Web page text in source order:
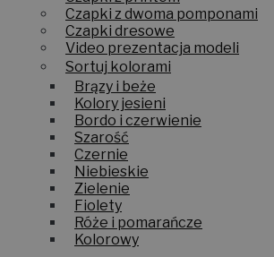
Czapki z dwoma pomponami
Czapki dresowe
Video prezentacja modeli
Sortuj kolorami
Brązy i beże
Kolory jesieni
Bordo i czerwienie
Szarość
Czernie
Niebieskie
Zielenie
Fiolety
Róże i pomarańcze
Kolorowy